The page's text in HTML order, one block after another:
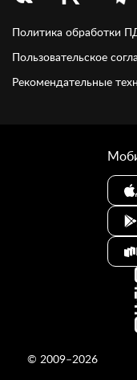
Политика обработки
Пользовательское
Рекомендательные
© 2009–2026